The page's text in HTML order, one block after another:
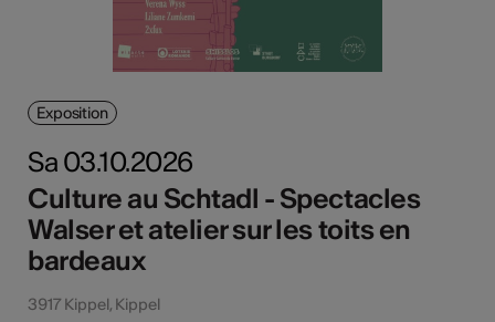
Exposition
Sa 03.10.2026
Culture au Schtadl - Spectacles
Walser et atelier sur les toits en
bardeaux
3917 Kippel, Kippel